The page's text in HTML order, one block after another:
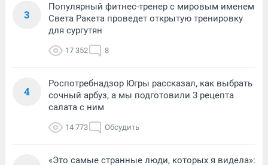
3
Популярный фитнес-тренер с мировым именем
Света Ракета проведет открытую тренировку
для сургутян
17 352 8
4
Роспотребнадзор Югры рассказал, как выбрать
сочный арбуз, а мы подготовили 3 рецепта
салата с ним
14 773 Обсудить
«Это самые странные люди, которых я видела»: